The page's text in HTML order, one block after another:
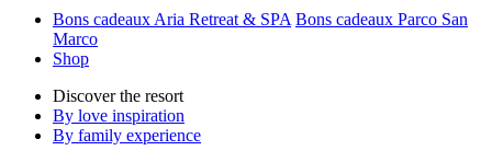
Bons cadeaux Aria Retreat & SPA Bons cadeaux Parco San
Marco
Shop
Discover the resort
By love inspiration
By family experience